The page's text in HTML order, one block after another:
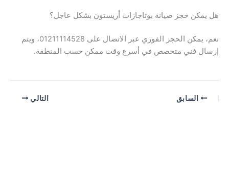
هل يمكن حجز صيانة بوتاجازات أريستون بشكل عاجل؟
نعم، يمكن الحجز الفوري عبر الاتصال على 01211114528، ويتم
إرسال فني متخصص في أسرع وقت ممكن حسب المنطقة.
السابق التالي